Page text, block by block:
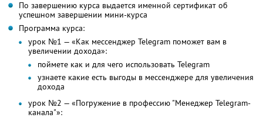
По завершению курса выдается именной сертификат об
успешном завершении мини-курса
Программа курса:
урок №1 — «Как мессенджер Telegram поможет вам в
увеличении дохода»:
поймете как и для чего использовать Telegram
узнаете какие есть выгоды в мессенджере для увеличения
дохода
урок №2 — «Погружение в профессию "Менеджер Telegram-
канала"»: